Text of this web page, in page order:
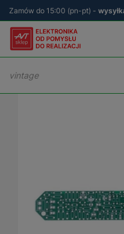
Zamów do 15:00 (pn-pt) -